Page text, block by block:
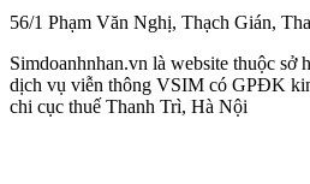
56/1 Phạm Văn Nghị, Thạch Gián,
Simdoanhnhan.vn là website thuộc sở
dịch vụ viễn thông VSIM có GPĐK
chi cục thuế Thanh Trì, Hà Nội